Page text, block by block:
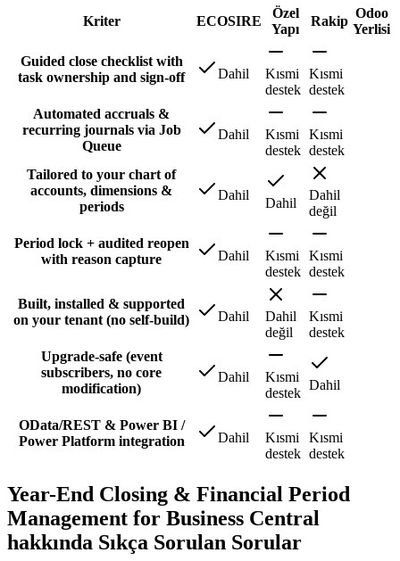
Kriter ECOSIRE
Özel
Yapı
Rakip
Odoo
Yerlisi
Guided close checklist with
task ownership and sign-off
Dahil
Kısmi
destek
Kısmi
destek
Automated accruals &
recurring journals via Job
Queue
Dahil
Kısmi
destek
Kısmi
destek
Tailored to your chart of
accounts, dimensions &
periods
Dahil
Dahil
Dahil
değil
Period lock + audited reopen
with reason capture
Dahil
Kısmi
destek
Kısmi
destek
Built, installed & supported
on your tenant (no self-build)
Dahil
Dahil
değil
Kısmi
destek
Upgrade-safe (event
subscribers, no core
modification)
Dahil
Kısmi
destek
Dahil
OData/REST & Power BI /
Power Platform integration
Dahil
Kısmi
destek
Kısmi
destek
Year-End Closing & Financial Period
Management for Business Central
hakkında Sıkça Sorulan Sorular